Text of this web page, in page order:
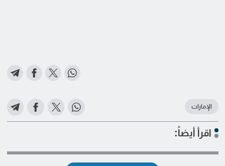
الإمارات
اقرأ أيضاً: